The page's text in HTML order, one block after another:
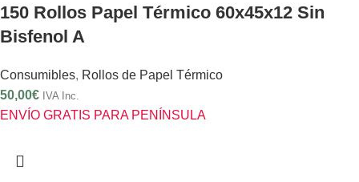
150 Rollos Papel Térmico 60x45x12 Sin
Bisfenol A
Consumibles, Rollos de Papel Térmico
50,00€ IVA Inc.
ENVÍO GRATIS PARA PENÍNSULA